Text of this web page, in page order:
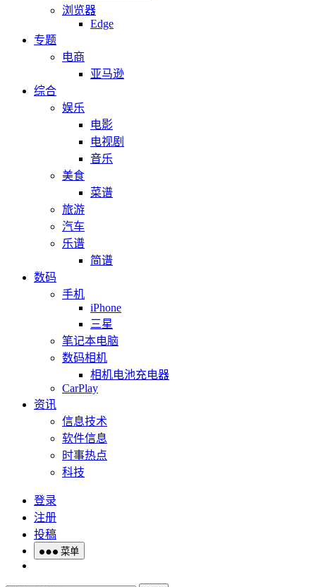
浏览器
Edge
专题
电商
亚马逊
综合
娱乐
电影
电视剧
音乐
美食
菜谱
旅游
汽车
乐谱
简谱
数码
手机
iPhone
三星
笔记本电脑
数码相机
相机电池充电器
CarPlay
资讯
信息技术
软件信息
时事热点
科技
登录
注册
投稿
菜单